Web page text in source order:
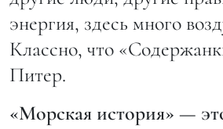
энергия, здесь много
Классно, что
Питер.
«Морская история» —